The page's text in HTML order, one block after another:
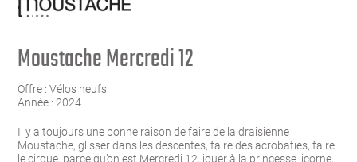
Moustache Mercredi 12
Offre :Vélos neufs
Année : 2024
Il y a toujours une bonne raison de faire de la draisienne
Moustache, glisser dans les descentes, faire des acrobaties, faire